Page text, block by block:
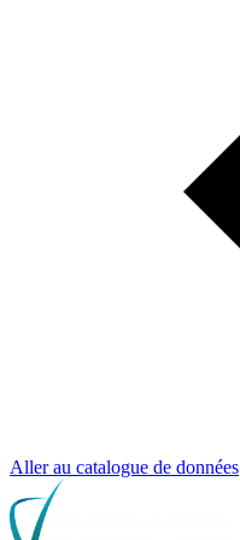
Aller au catalogue de données